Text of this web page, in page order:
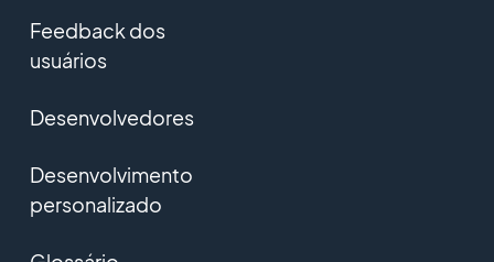
Feedback dos
usuários
Desenvolvedores
Desenvolvimento
personalizado